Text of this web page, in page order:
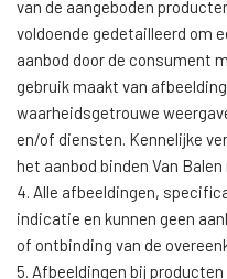
van de aangeboden
voldoende gedetailleerd om
aanbod door de consument
gebruik maakt van
waarheidsgetrouwe
en/of diensten. Kennelijke
het aanbod binden Van Balen
4. Alle afbeeldingen,
indicatie en kunnen geen
of ontbinding van de
5. Afbeeldingen bij